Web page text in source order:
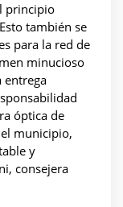
principio
también se
para la red de
minucioso
entrega
óptica de
municipio,
y
consejera